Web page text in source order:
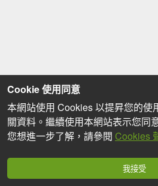
Cookie 使用同意
本網站使用 Cookies 以提昇您的使
關資料。繼續使用本網站表示您同
您想進一步了解，請參閱 Cookies
我接受